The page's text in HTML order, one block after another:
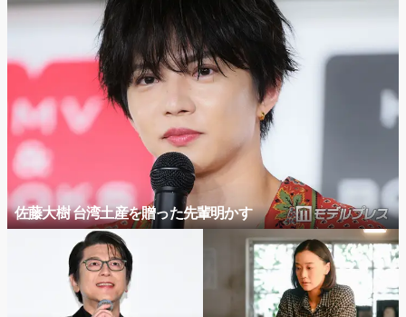
佐藤大樹 台湾土産を贈った先輩明かす